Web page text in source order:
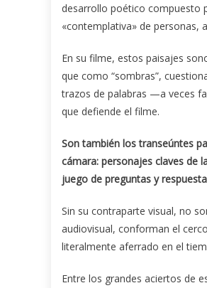
desarrollo poético compuesto
«contemplativa» de personas,
En su filme, estos paisajes
que como “sombras”,
trazos de palabras —a veces
que defiende el filme.
Son también los transeúntes
cámara: personajes claves de
juego de preguntas y
Sin su contraparte visual, no
audiovisual, conforman el
literalmente aferrado en el
Entre los grandes aciertos de